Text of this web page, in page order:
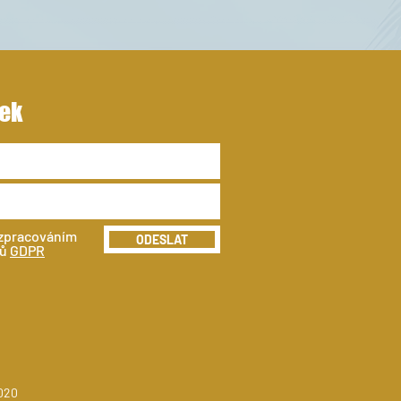
GDPR
ODESLAT